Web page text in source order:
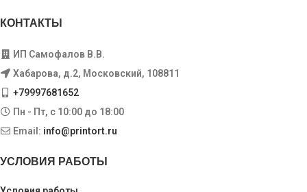
КОНТАКТЫ
ИП Самофалов В.В.
Хабарова, д.2, Московский, 108811
+79997681652
Пн - Пт, с 10:00 до 18:00
Email: info@printort.ru
УСЛОВИЯ РАБОТЫ